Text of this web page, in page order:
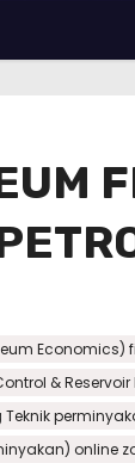
Economics)
&
online